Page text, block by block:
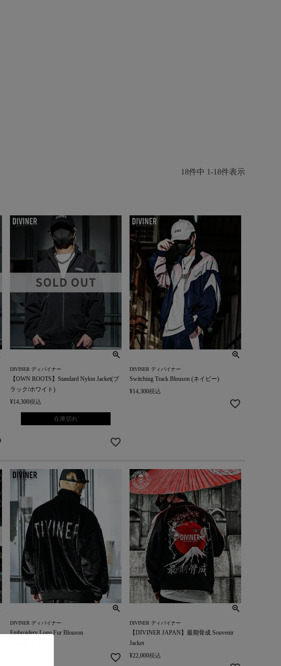
18件中 1-18件表示
DIVINER ディバイナー
【OWN ROOTS】Standard Nylon Jacket(ブ
ラック/ホワイト)
¥14,300税込
在庫切れ
DIVINER ディバイナー
Switching Track Blouson (ネイビー)
¥14,300税込
DIVINER ディバイナー
Embroidery Logo Fur Blouson
DIVINER ディバイナー
【DIVINER JAPAN】最期骨成 Souvenir
Jacket
¥22,000税込